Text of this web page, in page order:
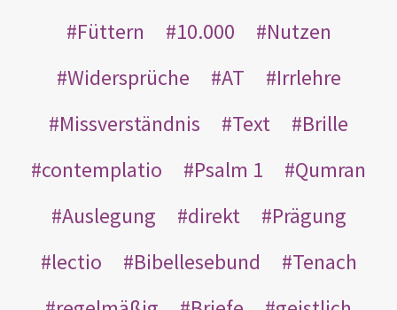
Füttern
10.000
Nutzen
Widersprüche
AT
Irrlehre
Missverständnis
Text
Brille
contemplatio
Psalm 1
Qumran
Auslegung
direkt
Prägung
lectio
Bibellesebund
Tenach